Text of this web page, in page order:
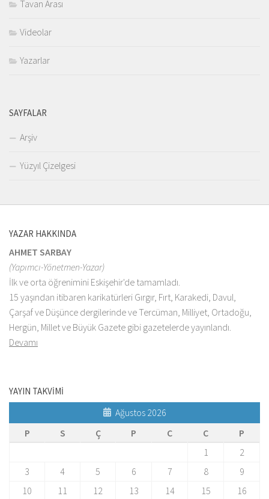
Tavan Arası
Videolar
Yazarlar
SAYFALAR
Arşiv
Yüzyıl Çizelgesi
YAZAR HAKKINDA
AHMET SARBAY
(Yapımcı-Yönetmen-Yazar)
İlk ve orta öğrenimini Eskişehir'de tamamladı.
15 yaşından itibaren karikatürleri Gırgır, Fırt, Karakedi, Davul,
Çarşaf ve Düşünce dergilerinde ve Tercüman, Milliyet, Ortadoğu,
Hergün, Millet ve Büyük Gazete gibi gazetelerde yayınlandı.
Devamı
YAYIN TAKVİMİ
Ağustos 2026
P
S Ç P C C
P
1
2
3
4 5 6 7 8
9
10
11 12 13 14 15
16